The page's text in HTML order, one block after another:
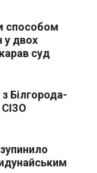
способом
у двох
суд
Білгорода-